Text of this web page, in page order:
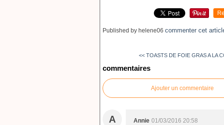
Published by helene06 commenter cet
<< TOASTS DE FOIE GRAS A LA
commentaires
Ajouter un commentaire
A Annie 01/03/2016 20:58